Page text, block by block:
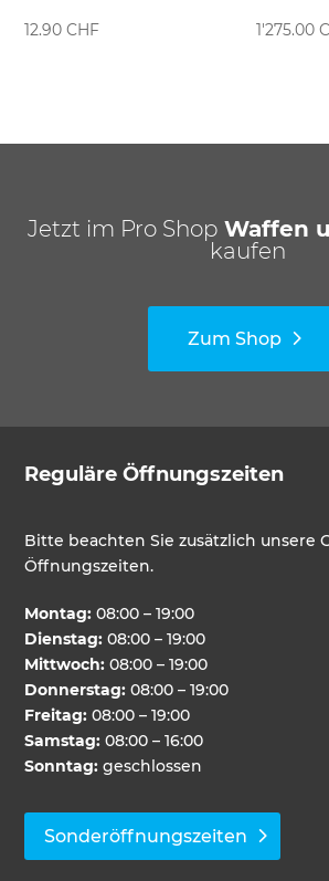
12.90CHF 1'275.00
Jetzt im Pro Shop Waffen
kaufen
Zum Shop
Reguläre Öffnungszeiten
Bitte beachten Sie zusätzlich unsere
Öffnungszeiten.
Montag: 08:00 – 19:00
Dienstag: 08:00 – 19:00
Mittwoch: 08:00 – 19:00
Donnerstag: 08:00 – 19:00
Freitag: 08:00 – 19:00
Samstag: 08:00 – 16:00
Sonntag: geschlossen
Sonderöffnungszeiten